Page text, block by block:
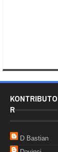
KONTRIBUTO
R
D Bastian